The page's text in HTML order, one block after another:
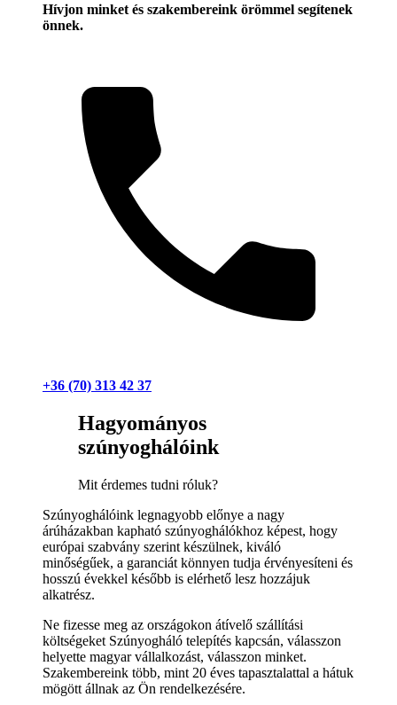
Hívjon minket és szakembereink örömmel segítenek
önnek.
+36 (70) 313 42 37
Hagyományos
szúnyoghálóink
Mit érdemes tudni róluk?
Szúnyoghálóink legnagyobb előnye a nagy
árúházakban kapható szúnyoghálókhoz képest, hogy
európai szabvány szerint készülnek, kiváló
minőségűek, a garanciát könnyen tudja érvényesíteni és
hosszú évekkel később is elérhető lesz hozzájuk
alkatrész.
Ne fizesse meg az országokon átívelő szállítási
költségeket Szúnyogháló telepítés kapcsán, válasszon
helyette magyar vállalkozást, válasszon minket.
Szakembereink több, mint 20 éves tapasztalattal a hátuk
mögött állnak az Ön rendelkezésére.